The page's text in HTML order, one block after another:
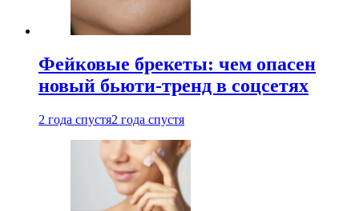
Фейковые брекеты: чем опасен
новый бьюти-тренд в соцсетях
2 года спустя2 года спустя